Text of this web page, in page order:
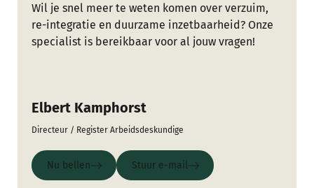
Wil je snel meer te weten komen over verzuim,
re-integratie en duurzame inzetbaarheid? Onze
specialist is bereikbaar voor al jouw vragen!
Elbert Kamphorst
Directeur / Register Arbeidsdeskundige
Nu bellen
Nu bellen
Stuur e-mail
Stuur e-mail